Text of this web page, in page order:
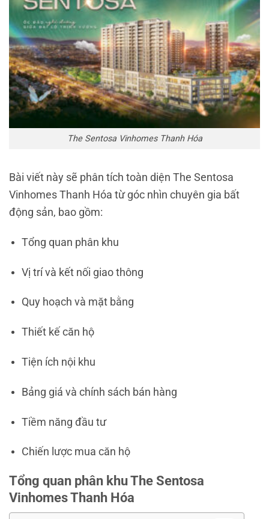
The Sentosa Vinhomes Thanh Hóa
Bài viết này sẽ phân tích toàn diện The Sentosa
Vinhomes Thanh Hóa từ góc nhìn chuyên gia bất
động sản, bao gồm:
Tổng quan phân khu
Vị trí và kết nối giao thông
Quy hoạch và mặt bằng
Thiết kế căn hộ
Tiện ích nội khu
Bảng giá và chính sách bán hàng
Tiềm năng đầu tư
Chiến lược mua căn hộ
Tổng quan phân khu The Sentosa
Vinhomes Thanh Hóa